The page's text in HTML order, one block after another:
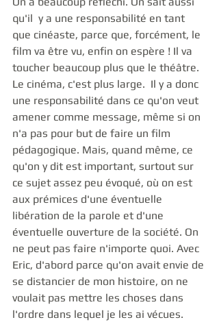
qu'il  y a une responsabilité en tant
que cinéaste, parce que, forcément, le
film va être vu, enfin on espère ! Il va
toucher beaucoup plus que le théâtre.
Le cinéma, c'est plus large.  Il y a donc
une responsabilité dans ce qu'on veut
amener comme message, même si on
n'a pas pour but de faire un film
pédagogique. Mais, quand même, ce
qu'on y dit est important, surtout sur
ce sujet assez peu évoqué, où on est
aux prémices d'une éventuelle
libération de la parole et d'une
éventuelle ouverture de la société. On
ne peut pas faire n'importe quoi. Avec
Eric, d'abord parce qu'on avait envie de
se distancier de mon histoire, on ne
voulait pas mettre les choses dans
l'ordre dans lequel je les ai vécues.